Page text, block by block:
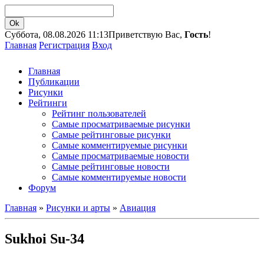
Суббота, 08.08.2026 11:13Приветствую Вас, Гость!
Главная Регистрация Вход
Главная
Публикации
Рисунки
Рейтинги
Рейтинг пользователей
Самые просматриваемые рисунки
Самые рейтинговые рисунки
Самые комментируемые рисунки
Самые просматриваемые новости
Самые рейтинговые новости
Самые комментируемые новости
Форум
Главная » Рисунки и арты » Авиация
Sukhoi Su-34